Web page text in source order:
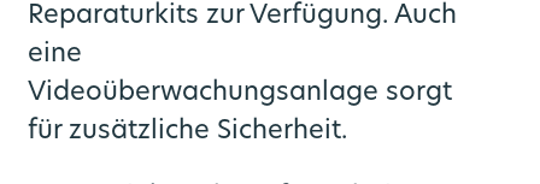
Reparaturkits zur Verfügung. Auch
eine
Videoüberwachungsanlage sorgt
für zusätzliche Sicherheit.